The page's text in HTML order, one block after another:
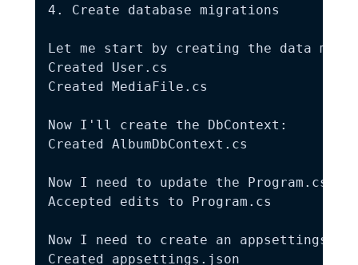
4. Create database migrations
Let me start by creating the data
Created User.cs
Created MediaFile.cs
Now I'll create the DbContext:
Created AlbumDbContext.cs
Now I need to update the Program.cs
Accepted edits to Program.cs
Now I need to create an
Created appsettings.json